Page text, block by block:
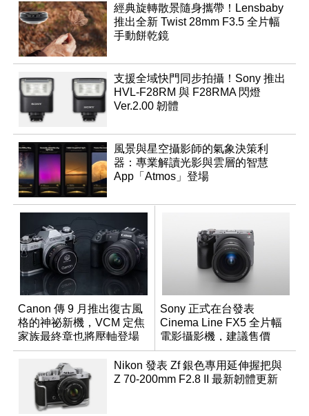
經典旋轉散景隨身攜帶！Lensbaby
推出全新 Twist 28mm F3.5 全片幅
手動餅乾鏡
支援全域快門同步拍攝！Sony 推出
HVL-F28RM 與 F28RMA 閃燈
Ver.2.00 韌體
風景與星空攝影師的氣象決策利
器：專業解讀光影與雲層的智慧
App「Atmos」登場
Canon 傳 9 月推出復古風
格的神祕新機，VCM 定焦
家族最終章也將壓軸登場
Sony 正式在台發表
Cinema Line FX5 全片幅
電影攝影機，建議售價
NT$144,980
Nikon 發表 Zf 銀色專用延伸握把與
Z 70-200mm F2.8 II 最新韌體更新